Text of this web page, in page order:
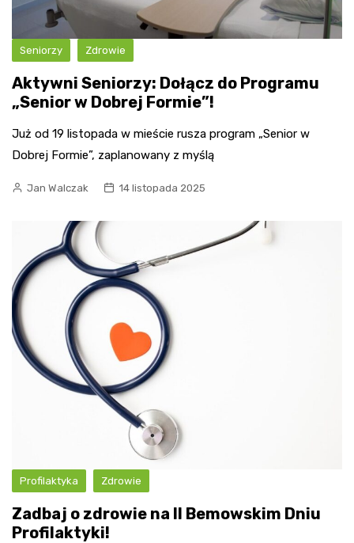
Seniorzy Zdrowie
Aktywni Seniorzy: Dołącz do Programu
„Senior w Dobrej Formie”!
Już od 19 listopada w mieście rusza program „Senior w
Dobrej Formie”, zaplanowany z myślą
Jan Walczak 14 listopada 2025
Profilaktyka Zdrowie
Zadbaj o zdrowie na II Bemowskim Dniu
Profilaktyki!